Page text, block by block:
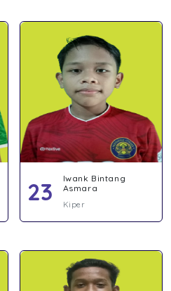
23
Iwank Bintang
Asmara
Kiper